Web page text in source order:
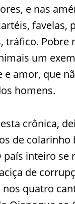
e nas
favelas,
tráfico. Pobre
um
e amor, que
homens.
crônica,
de colarinho
país inteiro se
de
quatro